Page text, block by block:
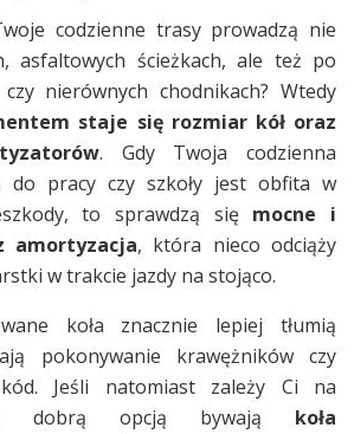
codzienne trasy prowadzą nie
asfaltowych ścieżkach, ale też po
nierównych chodnikach? Wtedy
staje się rozmiar kół oraz
. Gdy Twoja codzienna
do pracy czy szkoły jest obfita w
to sprawdzą się mocne i
amortyzacja, która nieco odciąży
w trakcie jazdy na stojąco.
koła znacznie lepiej tłumią
pokonywanie krawężników czy
Jeśli natomiast zależy Ci na
dobrą opcją bywają koła